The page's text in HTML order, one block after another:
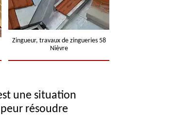
Zingueur, travaux de zingueries 58
Nièvre
une situation
résoudre